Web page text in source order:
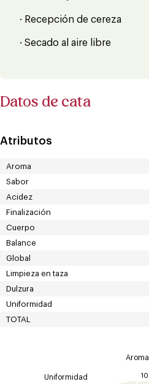
· Recepción de cereza
· Secado al aire libre
Datos de cata
Atributos
Aroma
Sabor
Acidez
Finalización
Cuerpo
Balance
Global
Limpieza en taza
Dulzura
Uniformidad
TOTAL
10
Aroma
Uniformidad